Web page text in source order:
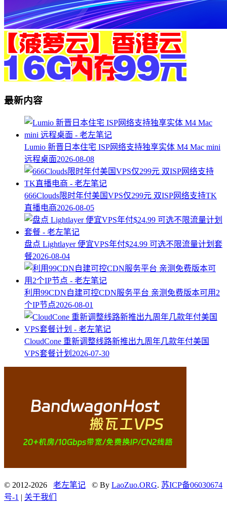
最新内容
Lumio 新晋日本住宅 ISP网络支持独享实体 M4 Mac mini
远程桌面2026-08-08
666Clouds限时年付美国VPS仅299元 双ISP网络支持TK
直播电商2026-08-05
盘点 Lightlayer 便宜VPS年付$24.99 可选不限流量计划套
餐2026-08-04
利用99CDN自建可控CDN服务平台 亲测免费版本可用2
个IP节点2026-08-01
CloudCone 重新调整线路新推出九周年几款年付美国
VPS套餐计划 2026-07-30
© 2012-2026 老左笔记 © By LaoZuo.ORG. 苏ICP备06030674
号-1 | 关于我们